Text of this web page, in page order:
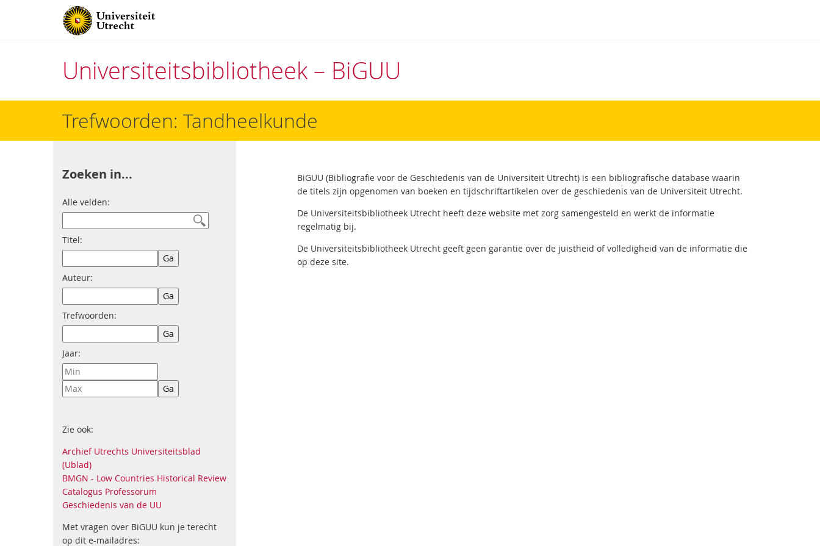
Universiteitsbibliotheek – BiGUU
Trefwoorden: Tandheelkunde
Zoeken in...
Alle velden:
Titel:
Auteur:
Trefwoorden:
Jaar:
Zie ook:
Archief Utrechts Universiteitsblad
(Ublad)
BMGN - Low Countries Historical Review
Catalogus Professorum
Geschiedenis van de UU
Met vragen over BiGUU kun je terecht
op dit e-mailadres:
BiGUU (Bibliografie voor de Geschiedenis van de Universiteit Utrecht) is een bibliografische database waarin
de titels zijn opgenomen van boeken en tijdschriftartikelen over de geschiedenis van de Universiteit Utrecht.
De Universiteitsbibliotheek Utrecht heeft deze website met zorg samengesteld en werkt de informatie
regelmatig bij.
De Universiteitsbibliotheek Utrecht geeft geen garantie over de juistheid of volledigheid van de informatie die
op deze site.